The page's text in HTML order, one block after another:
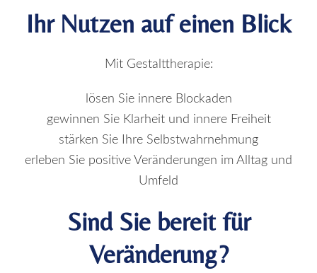
Ihr Nutzen auf einen Blick
Mit Gestalttherapie:
lösen Sie innere Blockaden
gewinnen Sie Klarheit und innere Freiheit
stärken Sie Ihre Selbstwahrnehmung
erleben Sie positive Veränderungen im Alltag und
Umfeld
Sind Sie bereit für
Veränderung?